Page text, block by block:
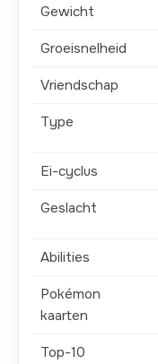
Gewicht
Groeisnelheid
Vriendschap
Type
Ei-cyclus
Geslacht
Abilities
Pokémon
kaarten
Top-10